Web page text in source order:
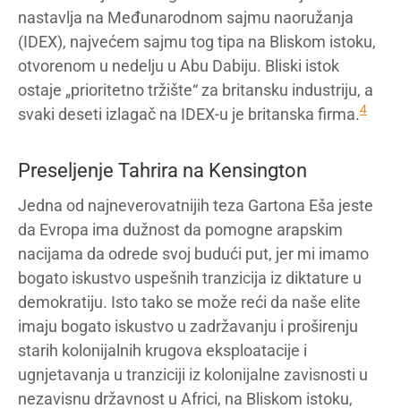
nastavlja na Međunarodnom sajmu naoružanja
(IDEX), najvećem sajmu tog tipa na Bliskom istoku,
otvorenom u nedelju u Abu Dabiju. Bliski istok
ostaje „prioritetno tržište“ za britansku industriju, a
svaki deseti izlagač na IDEX-u je britanska firma.4
Preseljenje Tahrira na Kensington
Jedna od najneverovatnijih teza Gartona Eša jeste
da Evropa ima dužnost da pomogne arapskim
nacijama da odrede svoj budući put, jer mi imamo
bogato iskustvo uspešnih tranzicija iz diktature u
demokratiju. Isto tako se može reći da naše elite
imaju bogato iskustvo u zadržavanju i proširenju
starih kolonijalnih krugova eksploatacije i
ugnjetavanja u tranziciji iz kolonijalne zavisnosti u
nezavisnu državnost u Africi, na Bliskom istoku,